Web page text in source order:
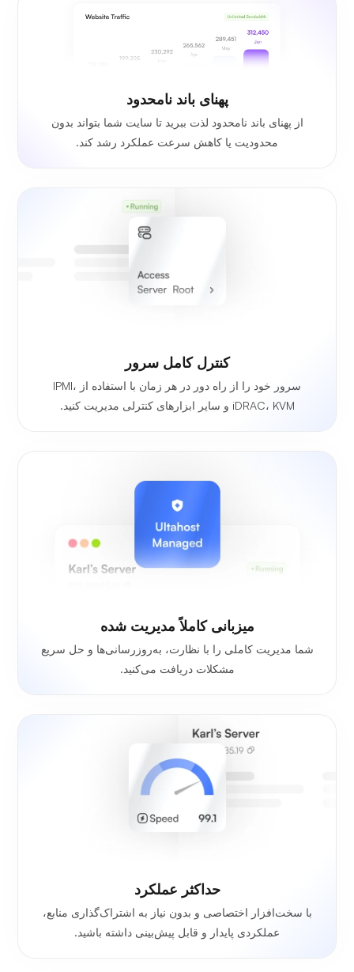
پهنای باند نامحدود
از پهنای باند نامحدود لذت ببرید تا سایت شما بتواند بدون
محدودیت یا کاهش سرعت عملکرد رشد کند.
کنترل کامل سرور
سرور خود را از راه دور در هر زمان با استفاده از IPMI،
iDRAC، KVM و سایر ابزارهای کنترلی مدیریت کنید.
میزبانی کاملاً مدیریت شده
شما مدیریت کاملی را با نظارت، به‌روزرسانی‌ها و حل سریع
مشکلات دریافت می‌کنید.
حداکثر عملکرد
با سخت‌افزار اختصاصی و بدون نیاز به اشتراک‌گذاری منابع،
عملکردی پایدار و قابل پیش‌بینی داشته باشید.